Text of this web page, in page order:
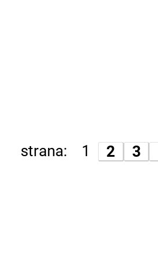
strana: 1 2 3